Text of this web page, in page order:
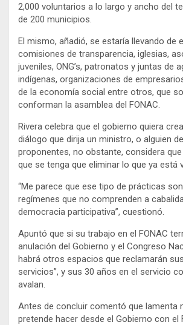
2,000 voluntarios a lo largo y ancho del
de 200 municipios.
El mismo, añadió, se estaría llevando de
comisiones de transparencia, iglesias,
juveniles, ONG’s, patronatos y juntas de
indígenas, organizaciones de
de la economía social entre otros, que
conforman la asamblea del FONAC.
Rivera celebra que el gobierno quiera
diálogo que dirija un ministro, o alguien
proponentes, no obstante, considera
que se tenga que eliminar lo que ya está
“Me parece que ese tipo de prácticas
regímenes que no comprenden a
democracia participativa”, cuestionó.
Apuntó que si su trabajo en el FONAC
anulación del Gobierno y el Congreso
habrá otros espacios que reclamarán
servicios”, y sus 30 años en el servicio
avalan.
Antes de concluir comentó que lamenta
pretende hacer desde el Gobierno con el